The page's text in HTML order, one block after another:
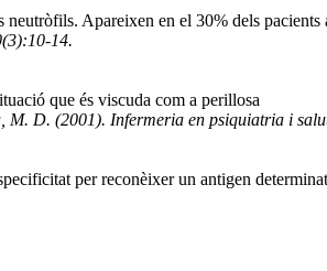
Apareixen en el 30% dels
14.
que és viscuda com a perillosa
M. D. (2001). Infermeria en psiquiatria i
per reconèixer un antigen